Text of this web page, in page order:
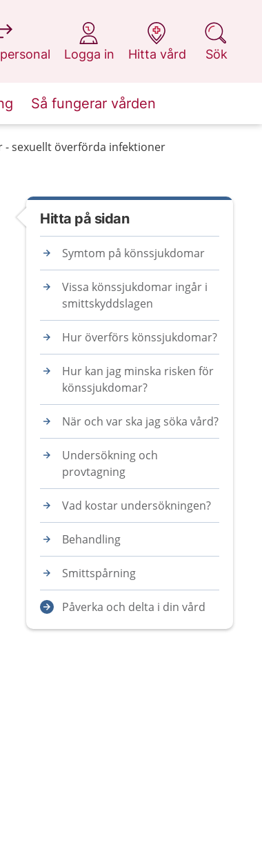
Logga in
på 1177.se
Hitta vård
på 1177.se
Sök
på 1177.se
Så fungerar vården
- sexuellt överförda infektioner
Hitta på sidan
Symtom på könssjukdomar
Vissa könssjukdomar ingår i
smittskyddslagen
Hur överförs könssjukdomar?
Hur kan jag minska risken för
könssjukdomar?
När och var ska jag söka vård?
Undersökning och
provtagning
Vad kostar undersökningen?
Behandling
Smittspårning
Påverka och delta i din vård